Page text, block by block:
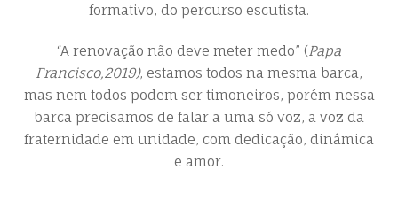
formativo, do percurso escutista.
“A renovação não deve meter medo” (Papa
Francisco,2019), estamos todos na mesma barca,
mas nem todos podem ser timoneiros, porém nessa
barca precisamos de falar a uma só voz, a voz da
fraternidade em unidade, com dedicação, dinâmica
e amor.